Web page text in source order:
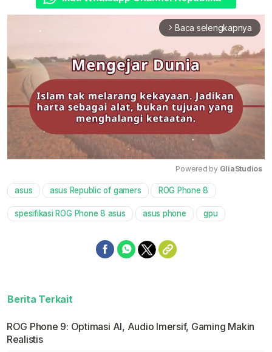
arrow_forward_ios Baca selengkapnya
Powered by GliaStudios
asus asus Republic of gamers ROG Phone 8
spesifikasi ROG Phone 8 asus asus phone gpu
Berita Terkait
ROG Phone 9: Optimasi AI, Audio Imersif, Gaming Makin
Realistis